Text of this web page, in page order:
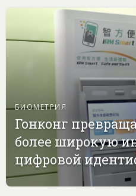
БИОМЕТРИЯ
Гонконг
более широкую
цифровой